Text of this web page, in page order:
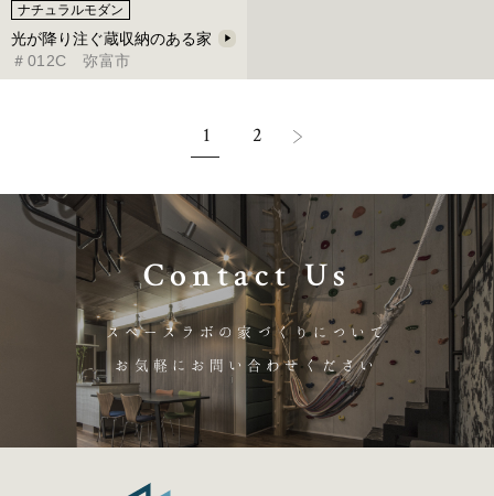
ナチュラルモダン
光が降り注ぐ蔵収納のある家
＃012C 弥富市
1 2
Contact Us
スペースラボの家づくりについて
お気軽にお問い合わせください